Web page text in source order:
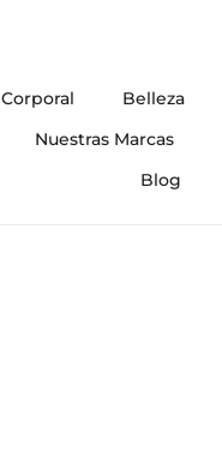
Corporal Belleza
Nuestras Marcas
Blog